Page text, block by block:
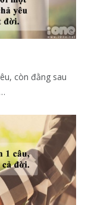
còn đằng sau